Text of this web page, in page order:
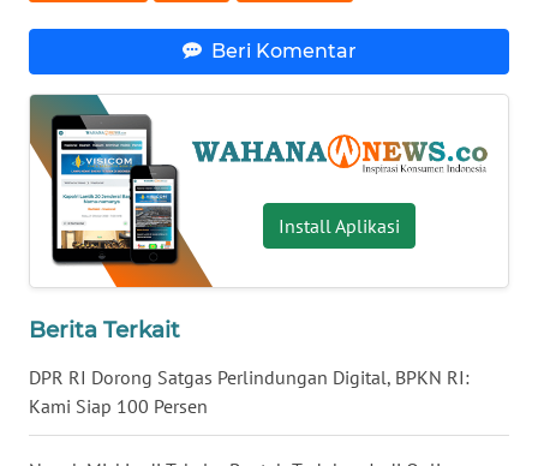
Beri Komentar
Install Aplikasi
Berita Terkait
DPR RI Dorong Satgas Perlindungan Digital, BPKN RI:
Kami Siap 100 Persen
SUMBAR
WN
SUMSEL
WN
BENGKULU
WN
LAMPUNG
WN
JATENG